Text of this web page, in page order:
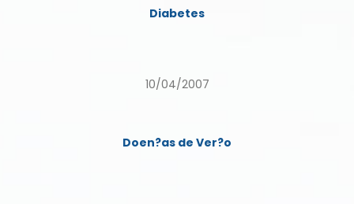
Diabetes
10/04/2007
Doen?as de Ver?o